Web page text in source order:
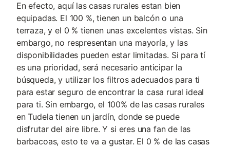
En efecto, aquí las casas rurales estan bien
equipadas. El 100 %, tienen un balcón o una
terraza, y el 0 % tienen unas excelentes vistas. Sin
embargo, no respresentan una mayoría, y las
disponibilidades pueden estar limitadas. Si para tí
es una prioridad, será necesario anticipar la
búsqueda, y utilizar los filtros adecuados para ti
para estar seguro de encontrar la casa rural ideal
para ti. Sin embargo, el 100% de las casas rurales
en Tudela tienen un jardín, donde se puede
disfrutar del aire libre. Y si eres una fan de las
barbacoas, esto te va a gustar. El 0 % de las casas